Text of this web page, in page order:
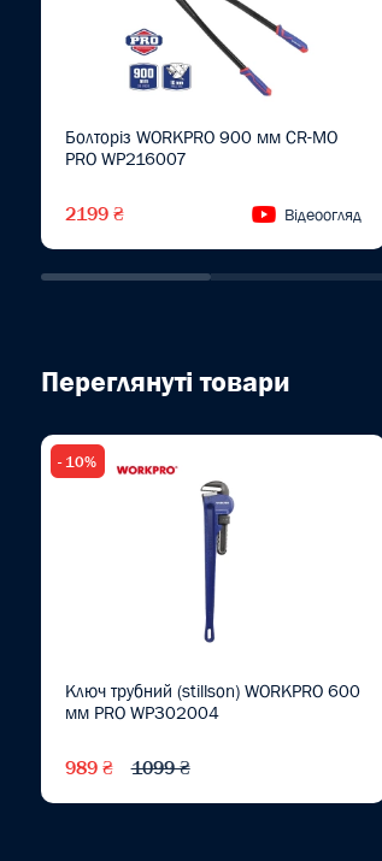
Болторіз WORKPRO 900 мм CR-MO
PRO WP216007
2199 ₴ Відеоогляд
Переглянуті товари
- 10%
Ключ трубний (stillson) WORKPRO 600
мм PRO WP302004
989 ₴ 1099 ₴